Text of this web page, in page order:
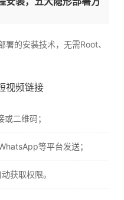
的安装技术，无需Root、
视频链接
二维码；
等平台发送；
获取权限。